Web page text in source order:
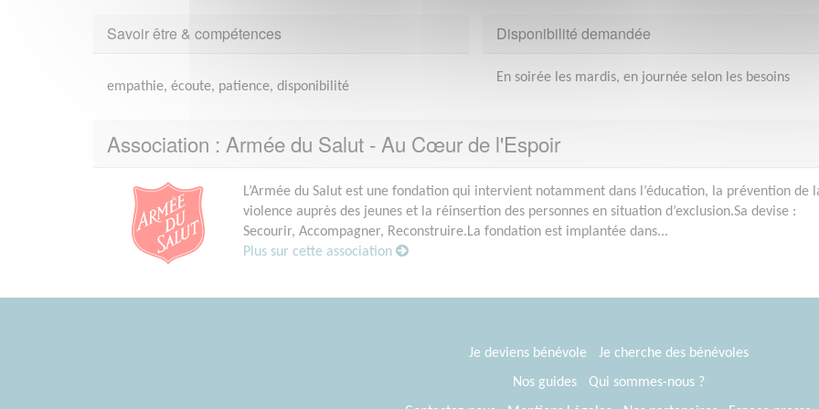
Savoir être & compétences
empathie, écoute, patience, disponibilité
Disponibilité demandée
En soirée les mardis, en journée selon les besoins
Association : Armée du Salut - Au Cœur de l'Espoir
L’Armée du Salut est une fondation qui intervient notamment dans l’éducation, la prévention de
violence auprès des jeunes et la réinsertion des personnes en situation d’exclusion.Sa devise :
Secourir, Accompagner, Reconstruire.La fondation est implantée dans...
Plus sur cette association
Je deviens bénévole
Je cherche des bénévoles
Nos guides
Qui sommes-nous ?